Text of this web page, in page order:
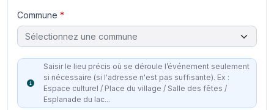
Commune
Sélectionnez une commune
Saisir le lieu précis où se déroule l’événement seulement
si nécessaire (si l'adresse n'est pas suffisante). Ex :
Espace culturel / Place du village / Salle des fêtes /
Esplanade du lac...